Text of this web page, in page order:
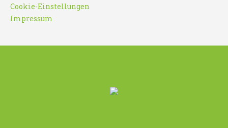
Cookie-Einstellungen
Impressum